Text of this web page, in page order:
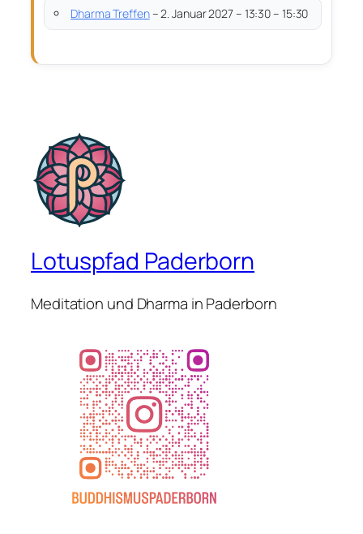
Dharma Treffen– 2. Januar 2027 – 13:30 – 15:30
Lotuspfad Paderborn
Meditation und Dharma in Paderborn